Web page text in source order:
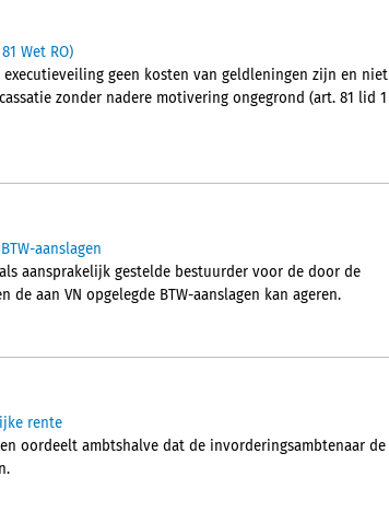
Wet RO)
geen kosten van geldleningen zijn en niet
zonder nadere motivering ongegrond (art. 81 lid 1
aanslagen
aansprakelijk gestelde bestuurder voor de door de
aan VN opgelegde BTW-aanslagen kan ageren.
rente
oordeelt ambtshalve dat de invorderingsambtenaar de